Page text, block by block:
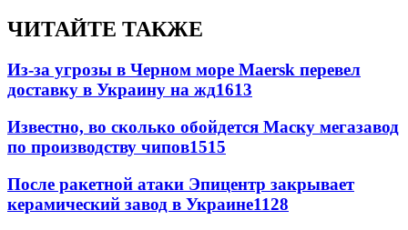
ЧИТАЙТЕ ТАКЖЕ
Из-за угрозы в Черном море Maersk перевел
доставку в Украину на жд1613
Известно, во сколько обойдется Маску мегазавод
по производству чипов1515
После ракетной атаки Эпицентр закрывает
керамический завод в Украине1128